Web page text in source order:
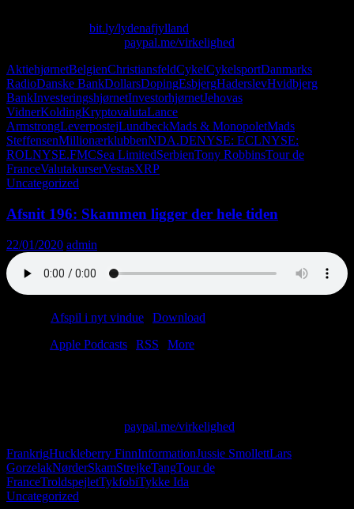
bit.ly/lydenafjylland
paypal.me/virkelighed
AktiehjørnetBelgienChristiansfeldCykelCykelsportDanmarks
RadioDanske BankDollarsDopingEsbjergHaderslevHvidbjerg
BankInvesteringshjørnetInvestorhjørnetJehovas
VidnerKoldingKryptovalutaLance
ArmstrongLeverpostejLundbeckMads & MonopoletMads
SteffensenMillionærklubbenNDA.DENYSE: ECLNYSE:
ROLNYSE.FMCSea LimitedSerbienTony RobbinsTour de
FranceValutakurserVestasXRP
Uncategorized
Afsnit 196: Skammen ligger der hele tiden
22/01/2020 admin
Afspil i nyt vindue Download
Apple Podcasts RSS
More
paypal.me/virkelighed
FrankrigHuckleberry FinnInformationJussie SmollettLars
GorzelakNørderSkamStrejkeTangTour de
FranceTroldspejletTykfobiTykke Ida
Uncategorized